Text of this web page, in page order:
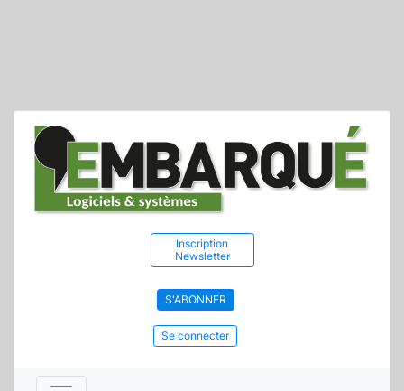
Inscription
Newsletter
S'ABONNER
Se connecter